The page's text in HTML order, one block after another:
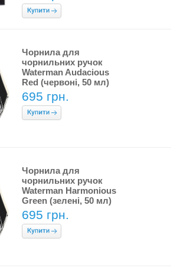
Чорнила для
чорнильних ручок
Waterman Audacious
Red (червоні, 50 мл)
695 грн.
Чорнила для
чорнильних ручок
Waterman Harmonious
Green (зелені, 50 мл)
695 грн.